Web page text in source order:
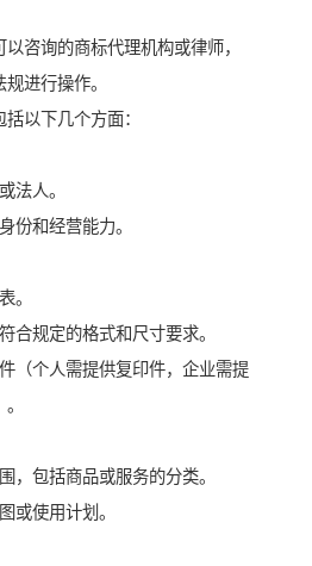
咨询的商标代理机构或律师，
进行操作。
以下几个方面：
法人。
份和经营能力。
。
合规定的格式和尺寸要求。
（个人需提供复印件，企业需提
，包括商品或服务的分类。
或使用计划。